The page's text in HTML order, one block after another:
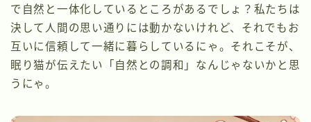
で自然と一体化しているところがあるでしょ？私たちは
決して人間の思い通りには動かないけれど、それでもお
互いに信頼して一緒に暮らしているにゃ。それこそが、
眠り猫が伝えたい「自然との調和」なんじゃないかと思
うにゃ。